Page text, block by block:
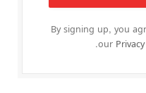
By signing up, you
our